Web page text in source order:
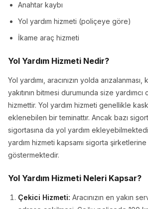
Anahtar kaybı
Yol yardım hizmeti (poliçeye göre)
İkame araç hizmeti
Yol Yardım Hizmeti Nedir?
Yol yardımı, aracınızın yolda
yakıtının bitmesi durumunda size
hizmettir. Yol yardım hizmeti genellikle
eklenebilen bir teminattır. Ancak bazı
sigortasına da yol yardım
yardım hizmeti kapsamı sigorta şirketlerine
göstermektedir.
Yol Yardım Hizmeti Neleri Kapsar?
Çekici Hizmeti: Aracınızın en yakın